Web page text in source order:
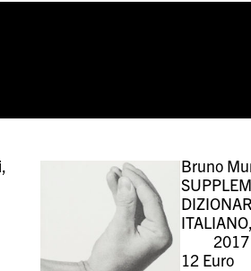
Bruno
ITALIANO,
2017
12 Euro